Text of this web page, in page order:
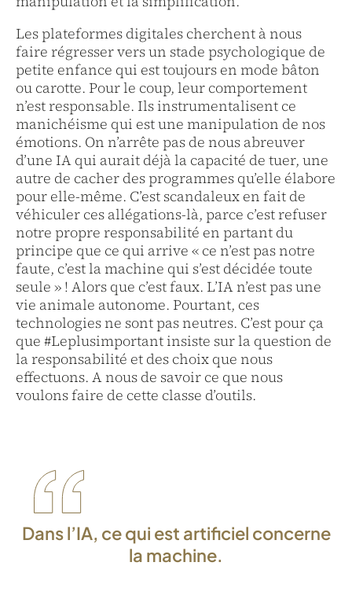
Les plateformes digitales cherchent à nous
faire régresser vers un stade psychologique de
petite enfance qui est toujours en mode bâton
ou carotte. Pour le coup, leur comportement
n’est responsable. Ils instrumentalisent ce
manichéisme qui est une manipulation de nos
émotions. On n’arrête pas de nous abreuver
d’une IA qui aurait déjà la capacité de tuer, une
autre de cacher des programmes qu’elle élabore
pour elle-même. C’est scandaleux en fait de
véhiculer ces allégations-là, parce c’est refuser
notre propre responsabilité en partant du
principe que ce qui arrive « ce n’est pas notre
faute, c’est la machine qui s’est décidée toute
seule » ! Alors que c’est faux. L’IA n’est pas une
vie animale autonome. Pourtant, ces
technologies ne sont pas neutres. C’est pour ça
que #Leplusimportant insiste sur la question de
la responsabilité et des choix que nous
effectuons. A nous de savoir ce que nous
voulons faire de cette classe d’outils.
Dans l’IA, ce qui est artificiel concerne
la machine.